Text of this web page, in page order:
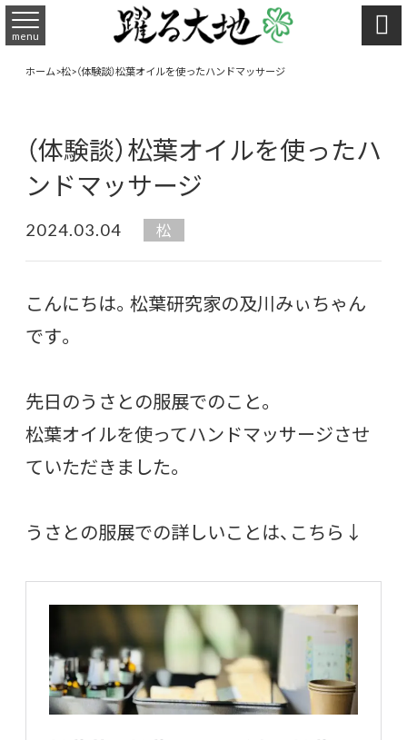
menu 
ホーム>松>（体験談）松葉オイルを使ったハンドマッサージ
（体験談）松葉オイルを使ったハ
ンドマッサージ
2024.03.04 松
こんにちは。松葉研究家の及川みぃちゃん
です。
先日のうさとの服展でのこと。
松葉オイルを使ってハンドマッサージさせ
ていただきました。
うさとの服展での詳しいことは、こちら↓